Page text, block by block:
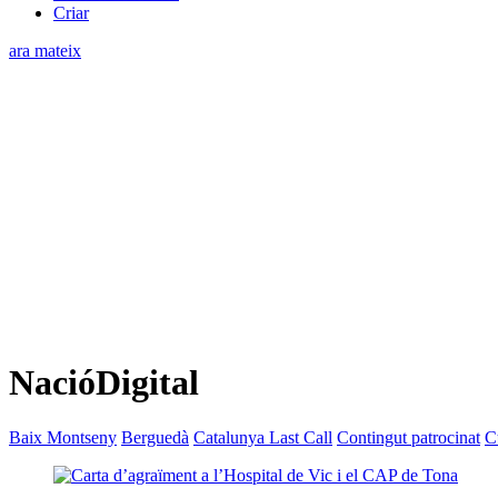
Criar
ara mateix
NacióDigital
Baix Montseny Berguedà Catalunya Last Call Contingut patrocinat